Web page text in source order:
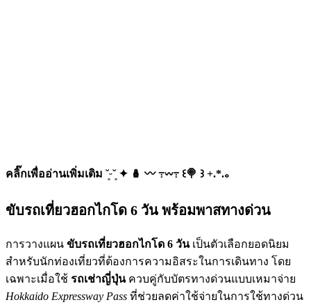
คลิ๊กเพื่ออ่านเพิ่มเติม ˘͈ᵕ˘͈ ✦ 🪆 〰️ ߹𖥦߹ ꒰🍭 ꒱ +.*.｡
ขับรถเที่ยวฮอกไกโด 6 วัน พร้อมพาสทางด่วน
การวางแผน ขับรถเที่ยวฮอกไกโด 6 วันเป็นตัวเลือกยอดนิยม
สำหรับนักท่องเที่ยวที่ต้องการความอิสระในการเดินทาง โดย
เฉพาะเมื่อใช้ รถเช่าญี่ปุ่นควบคู่กับบัตรทางด่วนแบบเหมาจ่าย
Hokkaido Expressway Pass ที่ช่วยลดค่าใช้จ่ายในการใช้ทางด่วน